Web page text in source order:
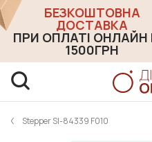
БЕЗКОШТОВНА
ДОСТАВКА
ПРИ ОПЛАТІ ОНЛАЙН
1500ГРН
Stepper SI-84339 F010